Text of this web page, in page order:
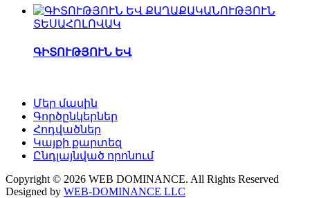
ՏԵՍԱՀՈԼՈՎԱԿ
ԳԻՏՈՒԹՅՈՒՆ ԵՎ
Մեր մասին
Գործընկերներ
Հոդվածներ
Կայքի քարտեզ
Ընդլայնված որոնում
Copyright © 2026 WEB DOMINANCE. All Rights Reserved
Designed by WEB-DOMINANCE LLC